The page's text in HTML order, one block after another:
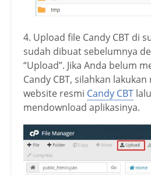
4. Upload file Candy CBT di
sudah dibuat sebelumnya
“Upload”. Jika Anda belum
Candy CBT, silahkan
website resmi Candy CBT
mendownload aplikasinya.